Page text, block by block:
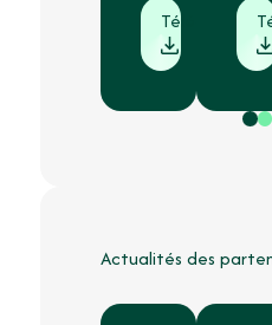
Télécharger
Actualités des